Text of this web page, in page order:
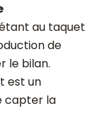
au taquet
de
le bilan.
est un
capter la